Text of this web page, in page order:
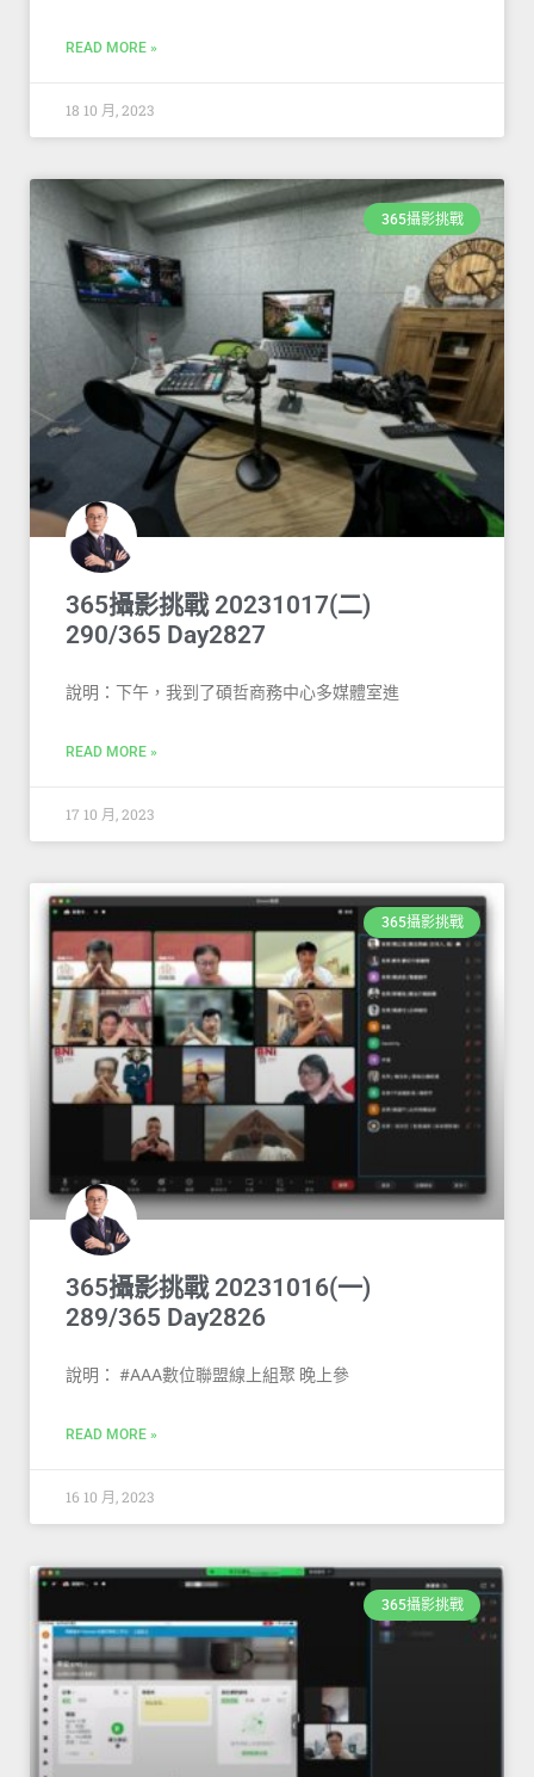
READ MORE »
18 10 月, 2023
365攝影挑戰
365攝影挑戰 20231017(二)
290/365 Day2827
說明：下午，我到了碩哲商務中心多媒體室進
READ MORE »
17 10 月, 2023
365攝影挑戰
365攝影挑戰 20231016(一)
289/365 Day2826
說明： #AAA數位聯盟線上組聚 晚上參
READ MORE »
16 10 月, 2023
365攝影挑戰